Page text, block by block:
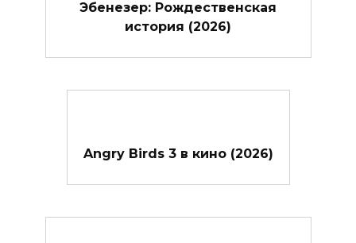
Эбенезер: Рождественская
история (2026)
Angry Birds 3 в кино (2026)